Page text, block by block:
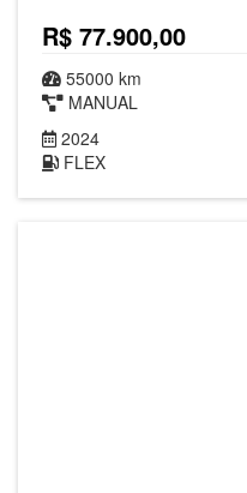
R$ 77.900,00
55000 km
MANUAL
2024
FLEX